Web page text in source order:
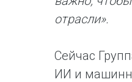
отрасли».
Сейчас
ИИ и